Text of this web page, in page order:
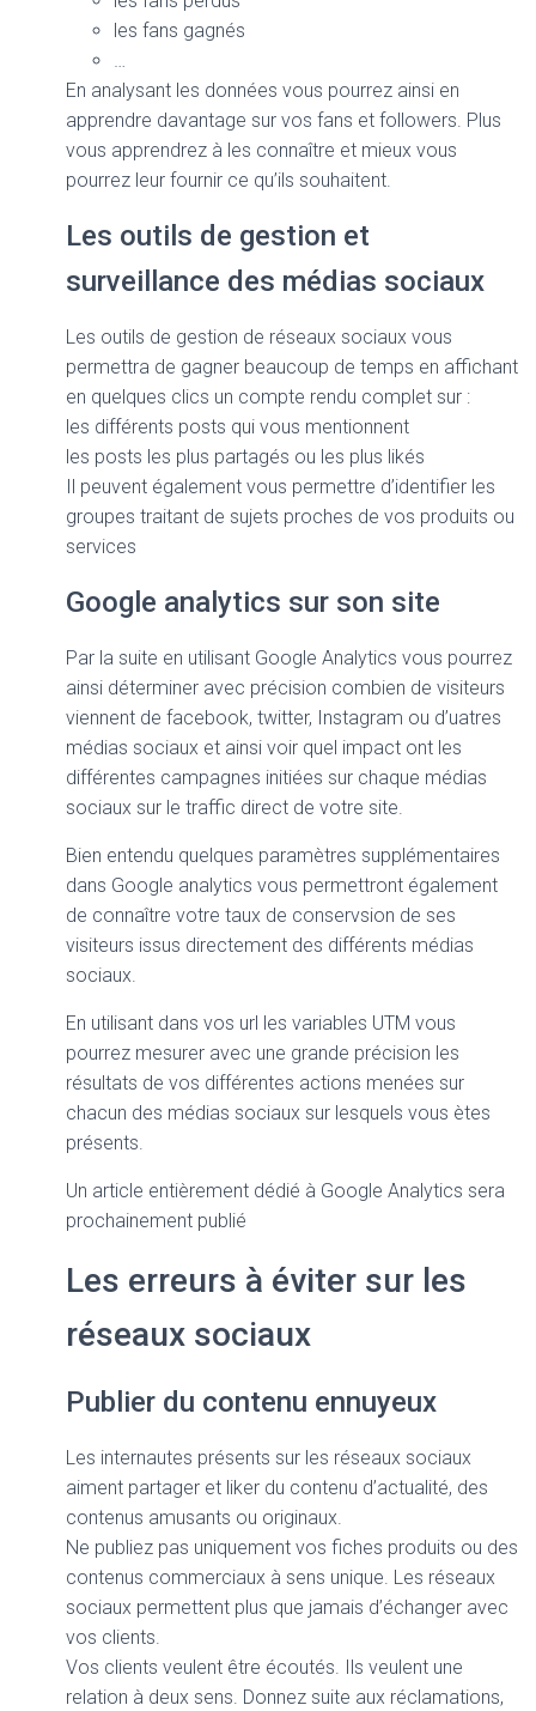
les fans gagnés
En analysant les données vous pourrez ainsi en
apprendre davantage sur vos fans et followers. Plus
vous apprendrez à les connaître et mieux vous
pourrez leur fournir ce qu’ils souhaitent.
Les outils de gestion et
surveillance des médias sociaux
Les outils de gestion de réseaux sociaux vous
permettra de gagner beaucoup de temps en affichant
en quelques clics un compte rendu complet sur :
les différents posts qui vous mentionnent
les posts les plus partagés ou les plus likés
Il peuvent également vous permettre d’identifier les
groupes traitant de sujets proches de vos produits ou
services
Google analytics sur son site
Par la suite en utilisant Google Analytics vous pourrez
ainsi déterminer avec précision combien de visiteurs
viennent de facebook, twitter, Instagram ou d’uatres
médias sociaux et ainsi voir quel impact ont les
différentes campagnes initiées sur chaque médias
sociaux sur le traffic direct de votre site.
Bien entendu quelques paramètres supplémentaires
dans Google analytics vous permettront également
de connaître votre taux de conservsion de ses
visiteurs issus directement des différents médias
sociaux.
En utilisant dans vos url les variables UTM vous
pourrez mesurer avec une grande précision les
résultats de vos différentes actions menées sur
chacun des médias sociaux sur lesquels vous ètes
présents.
Un article entièrement dédié à Google Analytics sera
prochainement publié
Les erreurs à éviter sur les
réseaux sociaux
Publier du contenu ennuyeux
Les internautes présents sur les réseaux sociaux
aiment partager et liker du contenu d’actualité, des
contenus amusants ou originaux.
Ne publiez pas uniquement vos fiches produits ou des
contenus commerciaux à sens unique. Les réseaux
sociaux permettent plus que jamais d’échanger avec
vos clients.
Vos clients veulent être écoutés. Ils veulent une
relation à deux sens. Donnez suite aux réclamations,